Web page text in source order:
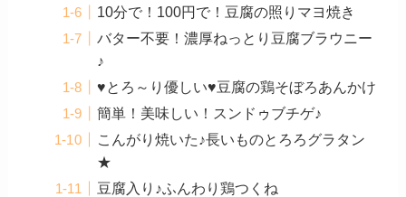
10分で！100円で！豆腐の照りマヨ焼き
バター不要！濃厚ねっとり豆腐ブラウニー
♪
♥とろ～り優しい♥豆腐の鶏そぼろあんかけ
簡単！美味しい！スンドゥブチゲ♪
こんがり焼いた♪長いものとろろグラタン
★
豆腐入り♪ふんわり鶏つくね